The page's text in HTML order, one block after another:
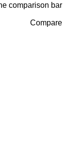
the